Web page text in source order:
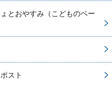
とおやすみ（こどものペー
スト